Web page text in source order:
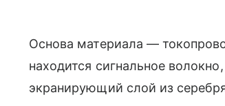
Основа материала —
находится сигнальное
экранирующий слой из